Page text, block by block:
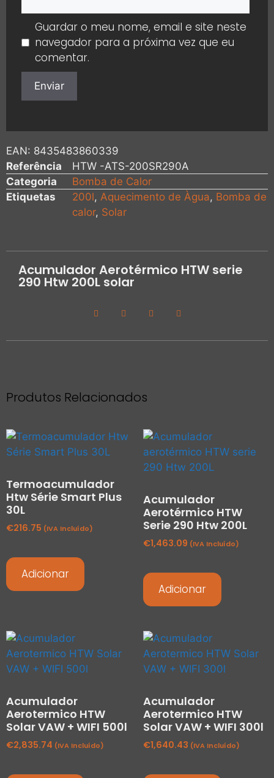
Guardar o meu nome, email e site neste
navegador para a próxima vez que eu
comentar.
EAN: 8435483860339
Referência
HTW -ATS-200SR290A
Categoria
Bomba de Calor
Etiquetas
200l, Aquecimento de Àgua, Bomba de
calor, Solar
Acumulador Aerotérmico HTW serie
290 Htw 200L solar
Produtos Relacionados
Termoacumulador
Htw Série Smart Plus
30L
€216.75 (IVA Incluído)
Adicionar
Acumulador
Aerotérmico HTW
Serie 290 Htw 200L
€1,463.09 (IVA Incluído)
Adicionar
Acumulador
Aerotermico HTW
Solar VAW + WIFI 500l
€2,835.74 (IVA Incluído)
Acumulador
Aerotermico HTW
Solar VAW + WIFI 300l
€1,640.43 (IVA Incluído)